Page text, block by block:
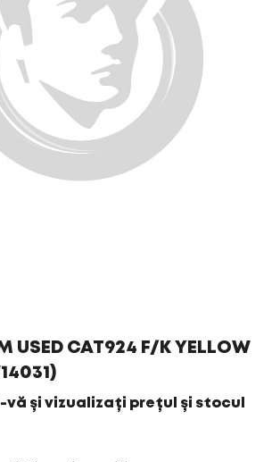
USED CAT924 F/K YELLOW
și vizualizați prețul și stocul